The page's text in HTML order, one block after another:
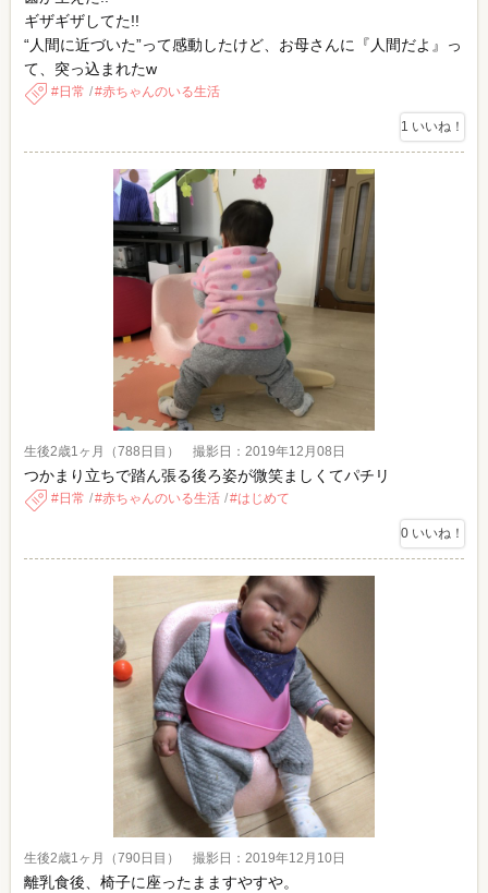
ギザギザしてた!!
“人間に近づいた”って感動したけど、お母さんに『人間だよ』っ
て、突っ込まれたw
日常 赤ちゃんのいる生活
1 いいね！
生後2歳1ヶ月（788日目） 撮影日：2019年12月08日
つかまり立ちで踏ん張る後ろ姿が微笑ましくてパチリ
日常 赤ちゃんのいる生活 はじめて
0 いいね！
生後2歳1ヶ月（790日目） 撮影日：2019年12月10日
離乳食後、椅子に座ったまますやすや。